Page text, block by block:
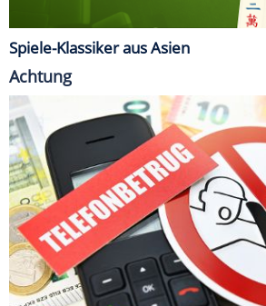
Spiele-Klassiker aus Asien
Achtung